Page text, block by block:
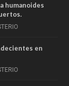
humanoides
en